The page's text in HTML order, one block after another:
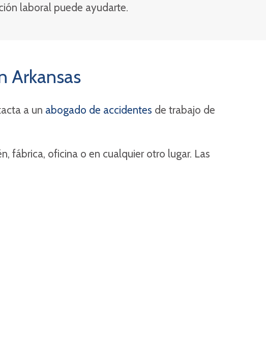
laboral puede ayudarte.
Arkansas
a un abogado de accidentes de trabajo de
fábrica, oficina o en cualquier otro lugar. Las